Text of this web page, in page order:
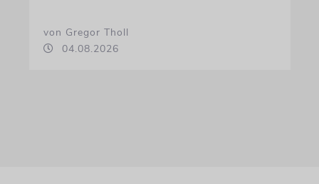
von Gregor Tholl
04.08.2026